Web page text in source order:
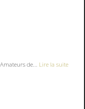
de... Lire la suite